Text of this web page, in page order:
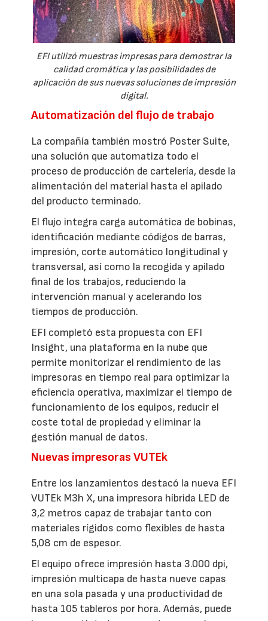
EFI utilizó muestras impresas para demostrar la
calidad cromática y las posibilidades de
aplicación de sus nuevas soluciones de impresión
digital.
Automatización del flujo de trabajo
La compañía también mostró Poster Suite,
una solución que automatiza todo el
proceso de producción de cartelería, desde la
alimentación del material hasta el apilado
del producto terminado.
El flujo integra carga automática de bobinas,
identificación mediante códigos de barras,
impresión, corte automático longitudinal y
transversal, así como la recogida y apilado
final de los trabajos, reduciendo la
intervención manual y acelerando los
tiempos de producción.
EFI completó esta propuesta con EFI
Insight, una plataforma en la nube que
permite monitorizar el rendimiento de las
impresoras en tiempo real para optimizar la
eficiencia operativa, maximizar el tiempo de
funcionamiento de los equipos, reducir el
coste total de propiedad y eliminar la
gestión manual de datos.
Nuevas impresoras VUTEk
Entre los lanzamientos destacó la nueva EFI
VUTEk M3h X, una impresora híbrida LED de
3,2 metros capaz de trabajar tanto con
materiales rígidos como flexibles de hasta
5,08 cm de espesor.
El equipo ofrece impresión hasta 3.000 dpi,
impresión multicapa de hasta nueve capas
en una sola pasada y una productividad de
hasta 105 tableros por hora. Además, puede